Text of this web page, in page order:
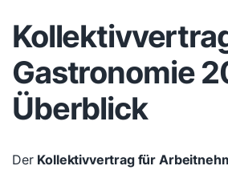
Gastronomie
Überblick
Der Kollektivvertrag für